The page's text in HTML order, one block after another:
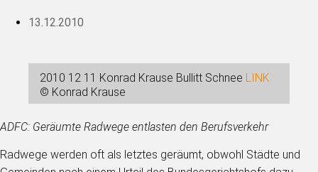
13.12.2010
2010 12 11 Konrad Krause Bullitt Schnee LINK
© Konrad Krause
ADFC: Geräumte Radwege entlasten den Berufsverkehr
Radwege werden oft als letztes geräumt, obwohl Städte und